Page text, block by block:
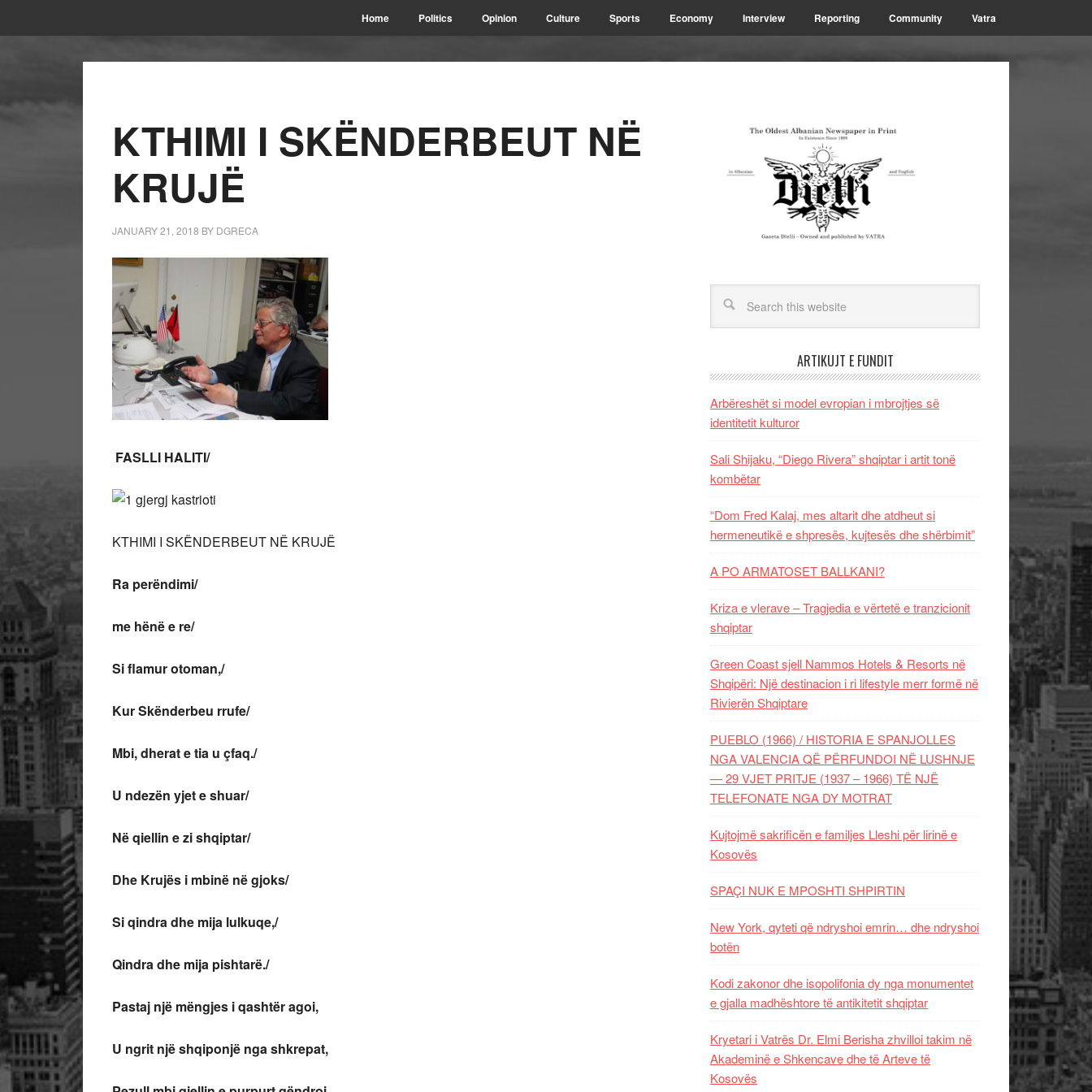
Home Politics Opinion Culture Sports Economy Interview Reporting Community Vatra
KTHIMI I SKËNDERBEUT NË
KRUJË
JANUARY 21, 2018 BY DGRECA
FASLLI HALITI/
KTHIMI I SKËNDERBEUT NË KRUJË
Ra perëndimi/
me hënë e re/
Si flamur otoman,/
Kur Skënderbeu rrufe/
Mbi, dherat e tia u çfaq./
U ndezën yjet e shuar/
Në qiellin e zi shqiptar/
Dhe Krujës i mbinë në gjoks/
Si qindra dhe mija lulkuqe,/
Qindra dhe mija pishtarë./
Pastaj një mëngjes i qashtër agoi,
U ngrit një shqiponjë nga shkrepat,
ARTIKUJT E FUNDIT
Arbëreshët si model evropian i mbrojtjes së
identitetit kulturor
Sali Shijaku, “Diego Rivera” shqiptar i artit tonë
kombëtar
“Dom Fred Kalaj, mes altarit dhe atdheut si
hermeneutikë e shpresës, kujtesës dhe shërbimit”
A PO ARMATOSET BALLKANI?
Kriza e vlerave – Tragjedia e vërtetë e tranzicionit
shqiptar
Green Coast sjell Nammos Hotels & Resorts në
Shqipëri: Një destinacion i ri lifestyle merr formë në
Rivierën Shqiptare
PUEBLO (1966) / HISTORIA E SPANJOLLES
NGA VALENCIA QË PËRFUNDOI NË LUSHNJE
— 29 VJET PRITJE (1937 – 1966) TË NJË
TELEFONATE NGA DY MOTRAT
Kujtojmë sakrificën e familjes Lleshi për lirinë e
Kosovës
SPAÇI NUK E MPOSHTI SHPIRTIN
New York, qyteti që ndryshoi emrin… dhe ndryshoi
botën
Kodi zakonor dhe isopolifonia dy nga monumentet
e gjalla madhështore të antikitetit shqiptar
Kryetari i Vatrës Dr. Elmi Berisha zhvilloi takim në
Akademinë e Shkencave dhe të Arteve të
Kosovës